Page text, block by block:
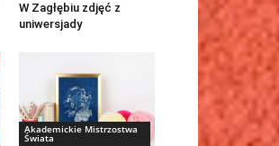
W Zagłębiu zdjęć z
uniwersjady
Akademickie Mistrzostwa
Świata